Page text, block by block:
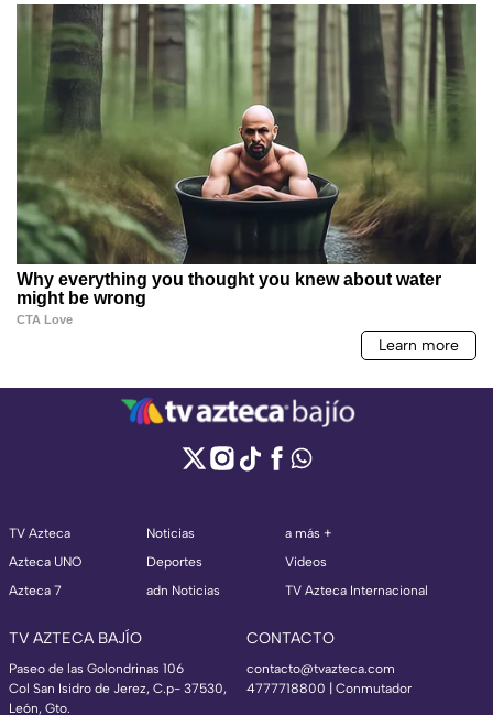
TV Azteca
Azteca UNO
Azteca 7
Noticias
Deportes
adn Noticias
a más +
Videos
TV Azteca Internacional
TV AZTECA BAJÍO
Paseo de las Golondrinas 106
Col San Isidro de Jerez, C.p- 37530,
León, Gto.
CONTACTO
contacto@tvazteca.com
4777718800 | Conmutador